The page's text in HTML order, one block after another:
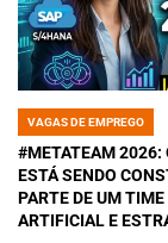
POSTED
IN
VAGAS DE EMPREGO
#METATEAM 2026:
ESTÁ SENDO
PARTE DE UM
ARTIFICIAL E